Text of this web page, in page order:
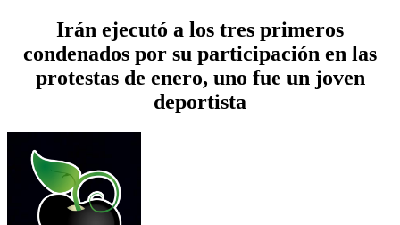
Irán ejecutó a los tres primeros
condenados por su participación en las
protestas de enero, uno fue un joven
deportista